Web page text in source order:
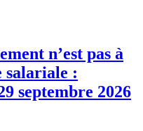
n’est pas à
salariale :
septembre 2026